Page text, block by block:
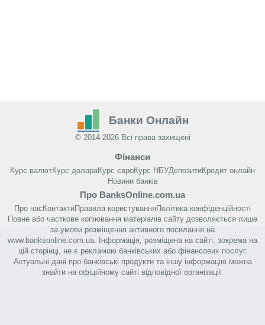
Банки Онлайн
© 2014-2026 Всі права захищені
Фінанси
Курс валютКурс долараКурс євроКурс НБУДепозитиКредит онлайн
Новини банків
Про BanksOnline.com.ua
Про нас КонтактиПравила користування Політика конфіденційності
Повне або часткове копіювання матеріалів сайту дозволяється лише
за умови розміщення активного посилання на
www.banksonline.com.ua. Інформація, розміщена на сайті, зокрема на
цій сторінці, не є рекламою банківських або фінансових послуг.
Актуальні дані про банківські продукти та іншу інформацію можна
знайти на офіційному сайті відповідної організації.